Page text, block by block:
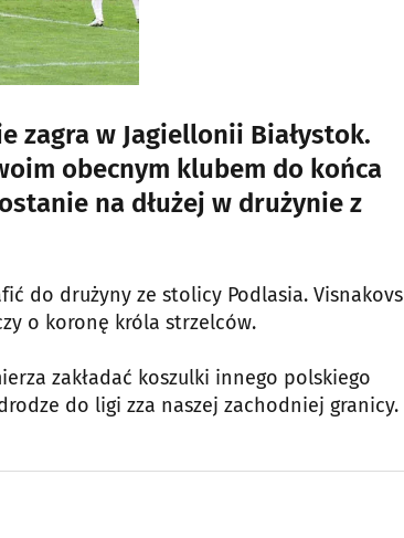
zagra w Jagiellonii Białystok.
obecnym klubem do końca
na dłużej w drużynie z
do drużyny ze stolicy Podlasia. Visnakovs
o koronę króla strzelców.
zakładać koszulki innego polskiego
do ligi zza naszej zachodniej granicy.